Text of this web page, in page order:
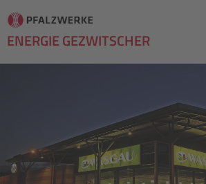
ENERGIE GEZWITSCHER